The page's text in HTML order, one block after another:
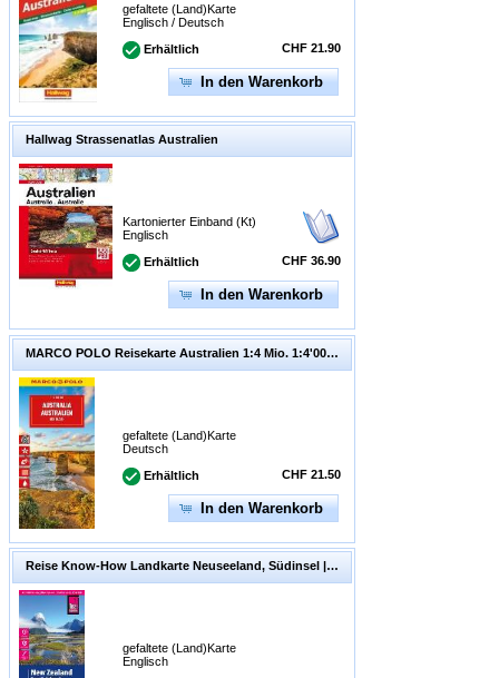
gefaltete (Land)Karte
Englisch / Deutsch
Erhältlich CHF 21.90
In den Warenkorb
Hallwag Strassenatlas Australien
Kartonierter Einband (Kt)
Englisch
Erhältlich CHF 36.90
In den Warenkorb
MARCO POLO Reisekarte Australien 1:4 Mio. 1:4'000'000
gefaltete (Land)Karte
Deutsch
Erhältlich CHF 21.50
In den Warenkorb
Reise Know-How Landkarte Neuseeland, Südinsel | New Zealand South Island (1:550.000). 1:550'000
gefaltete (Land)Karte
Englisch